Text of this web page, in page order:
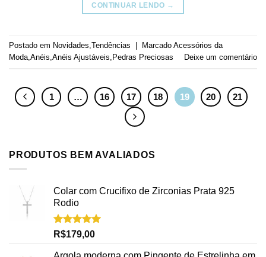
CONTINUAR LENDO →
Postado em Novidades Tendências Marcado Acessórios da
Moda Anéis Anéis Ajustáveis Pedras Preciosas Deixe um comentário
1 … 16 17 18 19 20 21
PRODUTOS BEM AVALIADOS
Colar com Crucifixo de Zirconias Prata 925
Rodio
Avaliação
R$179,00